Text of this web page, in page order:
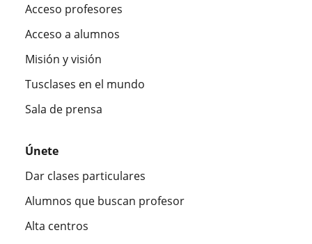
Acceso profesores
Acceso a alumnos
Misión y visión
Tusclases en el mundo
Sala de prensa
Únete
Dar clases particulares
Alumnos que buscan profesor
Alta centros